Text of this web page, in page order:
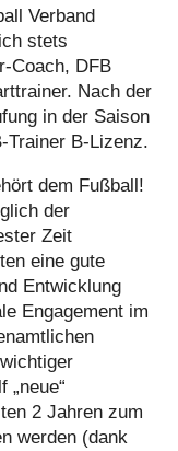
Verband
stets
Coach, DFB
Nach der
in der Saison
Trainer B-Lizenz.
dem Fußball!
der
Zeit
eine gute
Entwicklung
Engagement im
„neue“
2 Jahren zum
werden (dank